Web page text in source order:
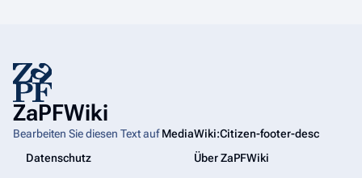
ZaPFWiki
Bearbeiten Sie diesen Text aufMediaWiki:Citizen-footer-desc
Datenschutz
Über ZaPFWiki